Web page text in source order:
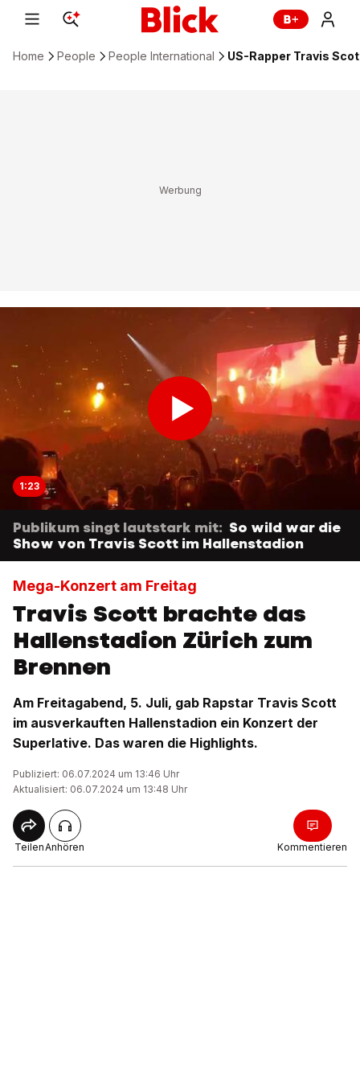
Home People People International US-Rapper Travis
1:23
Publikum singt lautstark mit: So wild war die
Show von Travis Scott im Hallenstadion
Mega-Konzert am Freitag
Travis Scott brachte das
Hallenstadion Zürich zum
Brennen
Am Freitagabend, 5. Juli, gab Rapstar Travis Scott
im ausverkauften Hallenstadion ein Konzert der
Superlative. Das waren die Highlights.
Publiziert: 06.07.2024 um 13:46 Uhr
Aktualisiert: 06.07.2024 um 13:48 Uhr
TeilenAnhören Kommentieren